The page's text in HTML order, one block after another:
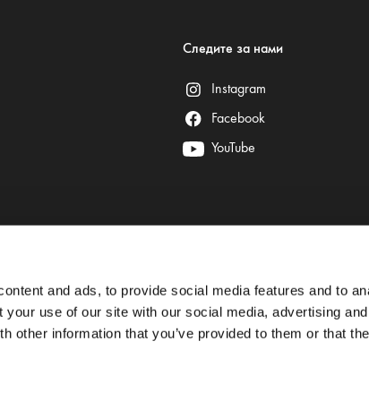
and ads, to provide social media features and to
your use of our site with our social media, advertising
other information that you’ve provided to them or that
Следите за нами
Instagram
Facebook
YouTube